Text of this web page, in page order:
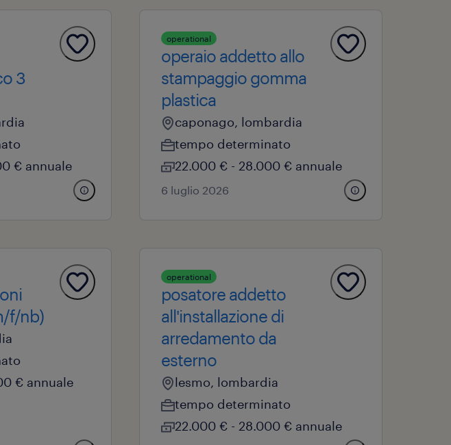
3
€ annuale
operational
operaio addetto allo
stampaggio gomma
plastica
caponago, lombardia
tempo determinato
22.000 € - 28.000 € annuale
6 luglio 2026
f/nb)
€ annuale
operational
posatore addetto
all'installazione di
arredamento da
esterno
lesmo, lombardia
tempo determinato
22.000 € - 28.000 € annuale